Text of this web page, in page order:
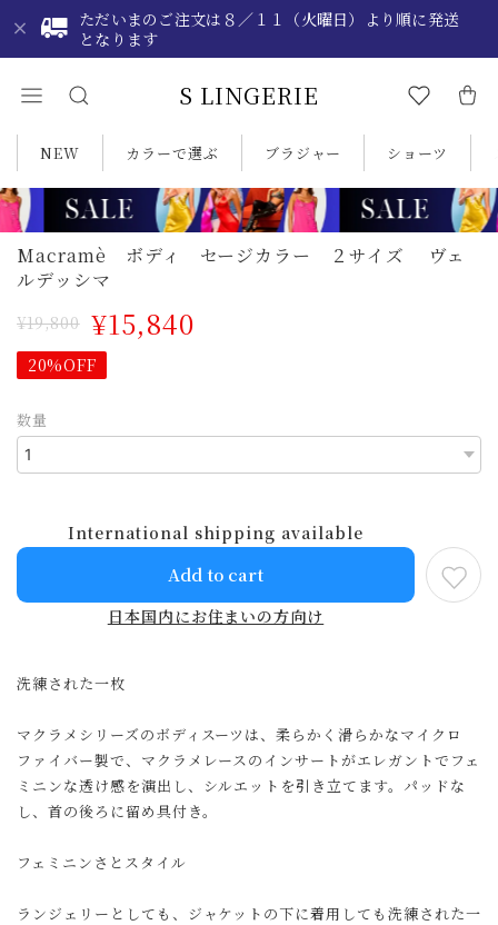
ただいまのご注文は８／１１（火曜日）より順に発送
となります
S LINGERIE
NEW カラーで選ぶ ブラジャー ショーツ
Macramè ボディ セージカラー ２サイズ ヴェ
ルデッシマ
¥19,800 ¥15,840
20%OFF
数量
International shipping available
Add to cart
日本国内にお住まいの方向け
洗練された一枚
マクラメシリーズのボディスーツは、柔らかく滑らかなマイクロ
ファイバー製で、マクラメレースのインサートがエレガントでフェ
ミニンな透け感を演出し、シルエットを引き立てます。パッドな
し、首の後ろに留め具付き。
フェミニンさとスタイル
ランジェリーとしても、ジャケットの下に着用しても洗練された一